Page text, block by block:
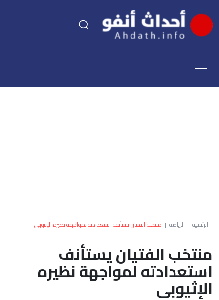
اقتصاد
العالم
أعمدة
الصحراء
الرئيسية| الرياضة | منتخب الفتيان يستأنف استعدادته لمواجهة نظيره الإثيوبي
منتخب الفتيان يستأنف
استعدادته لمواجهة نظيره
الإثيوبي